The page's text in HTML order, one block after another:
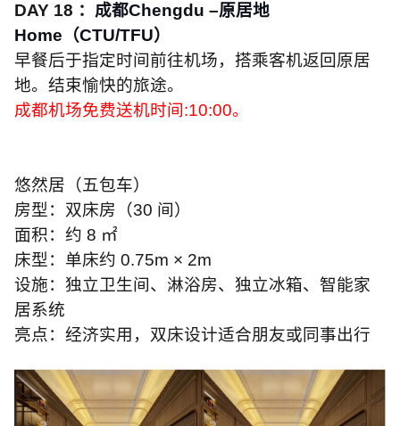
DAY 18 ： 成都Chengdu –原居地
Home （CTU/TFU）
早餐后于指定时间前往机场，搭乘客机返回原居
地。结束愉快的旅途。
成都机场免费送机时间:10:00。
悠然居（五包车）
房型：双床房（30 间）
面积：约 8 ㎡
床型：单床约 0.75m × 2m
设施：独立卫生间、淋浴房、独立冰箱、智能家
居系统
亮点：经济实用，双床设计适合朋友或同事出行